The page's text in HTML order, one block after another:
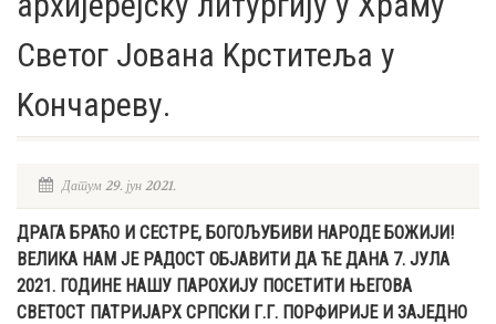
Светог Јована Kрститеља у
Kончареву.
Датум 29. јун 2021.
ДРАГА БРАЋО И СЕСТРЕ, БОГОЉУБИВИ НАРОДЕ БОЖИЈИ!
ВЕЛИКА НАМ ЈЕ РАДОСТ ОБЈАВИТИ ДА ЋЕ ДАНА 7. ЈУЛА
2021. ГОДИНЕ НАШУ ПАРОХИЈУ ПОСЕТИТИ ЊЕГОВА
СВЕТОСТ ПАТРИЈАРХ СРПСКИ Г.Г. ПОРФИРИЈЕ И ЗАЈЕДНО